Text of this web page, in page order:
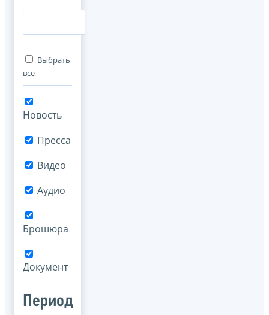
Выбрать
все
Новость
Пресса
Видео
Аудио
Брошюра
Документ
Период